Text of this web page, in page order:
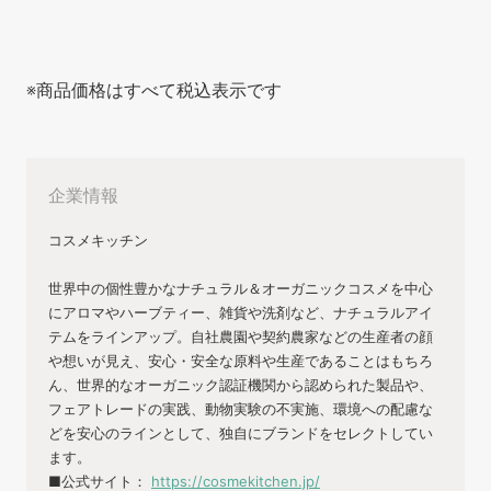
※商品価格はすべて税込表示です
企業情報
コスメキッチン
世界中の個性豊かなナチュラル＆オーガニックコスメを中⼼
にアロマやハーブティー、雑貨や洗剤など、ナチュラルアイ
テムをラインアップ。自社農園や契約農家などの生産者の顔
や想いが⾒え、安⼼・安全な原料や生産であることはもちろ
ん、世界的なオーガニック認証機関から認められた製品や、
フェアトレードの実践、動物実験の不実施、環境への配慮な
どを安⼼のラインとして、独自にブランドをセレクトしてい
ます。
■公式サイト： https://cosmekitchen.jp/